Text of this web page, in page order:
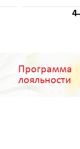
4
Программа
лояльности